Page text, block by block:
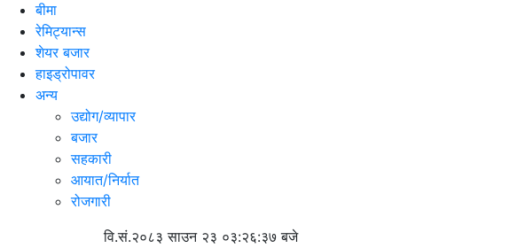
बीमा
रेमिट्यान्स
शेयर बजार
हाइड्रोपावर
अन्य
उद्योग/व्यापार
बजार
सहकारी
आयात/निर्यात
रोजगारी
वि.सं.२०८३ साउन २३ ०३:२६:३७ बजे